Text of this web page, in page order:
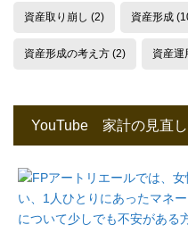
資産取り崩し (2) 資産形成
資産形成の考え方(2) 資産運
YouTube 家計の見直し